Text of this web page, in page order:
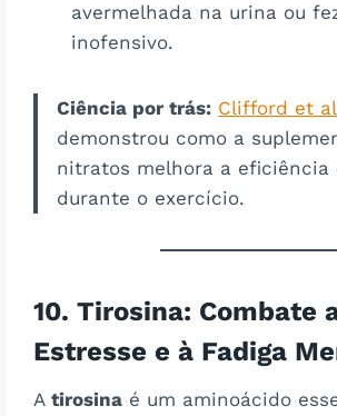
avermelhada na urina ou
inofensivo.
Ciência por trás: Clifford et
demonstrou como a
nitratos melhora a eficiência
durante o exercício.
10. Tirosina: Combate
Estresse e à Fadiga
Atirosina é um aminoácido